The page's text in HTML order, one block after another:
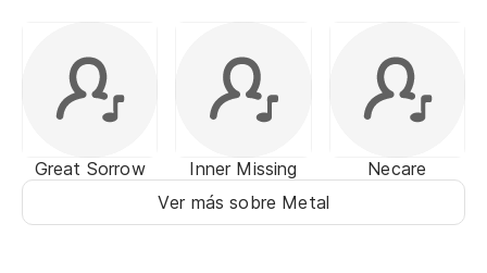
Great Sorrow Inner Missing
Necare
Ver más sobre Metal